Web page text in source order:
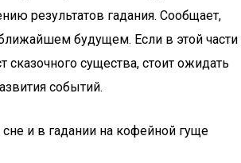
результатов гадания. Сообщает,
будущем. Если в этой части
сказочного существа, стоит ожидать
событий.
и в гадании на кофейной гуще